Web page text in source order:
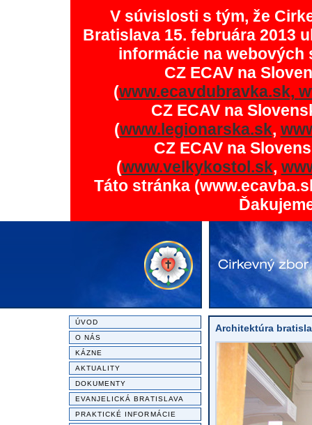
V súvislosti s tým, že
Bratislava 15. februára 2013
informácie na
CZ ECAV na
(www.ecavdubravka.sk,
CZ ECAV na
(www.legionarska.sk,
CZ ECAV na
(www.velkykostol.sk,
Táto stránka
ÚVOD
O NÁS
KÁZNE
AKTUALITY
DOKUMENTY
EVANJELICKÁ BRATISLAVA
PRAKTICKÉ INFORMÁCIE
Architektúra